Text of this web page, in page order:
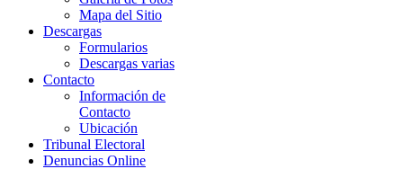
Mapa del Sitio
Descargas
Formularios
Descargas varias
Contacto
Información de
Contacto
Ubicación
Tribunal Electoral
Denuncias Online